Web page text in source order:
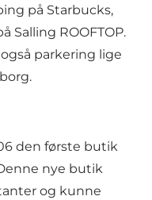
på Starbucks,
Salling ROOFTOP.
parkering lige
den første butik
nye butik
og kunne